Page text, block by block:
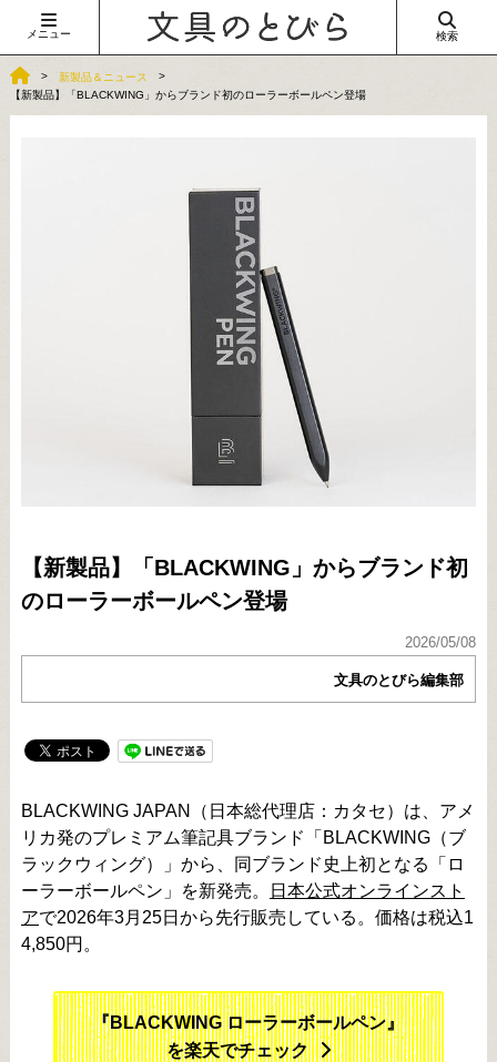
メニュー 検索
新製品＆ニュース
【新製品】「BLACKWING」からブランド初のローラーボールペン登場
【新製品】「BLACKWING」からブランド初
のローラーボールペン登場
2026/05/08
文具のとびら編集部
BLACKWING JAPAN（日本総代理店：カタセ）は、アメ
リカ発のプレミアム筆記具ブランド「BLACKWING（ブ
ラックウィング）」から、同ブランド史上初となる「ロ
ーラーボールペン」を新発売。
日本公式オンラインスト
アで2026年3月25日から先行販売している。価格は税込1
4,850円。
『BLACKWING ローラーボールペン』
を楽天でチェック